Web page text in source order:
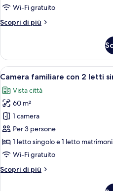
Wi-Fi gratuito
Scopri di più
Altri
Deluxe
Apri
tutte
le
foto
per
Camera
familiare
con
letti
5
Camera familiare con 2 letti
Vista città
60 m²
1 camera
Per 3 persone
1 letto singolo e 1 letto
Wi-Fi gratuito
Scopri di più
Altri